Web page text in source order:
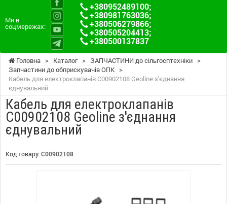
Ми в
соцмережах:
+380952489100;
+380981763036;
+380506279866;
+380505204413;
+380500137837
Головна > Каталог > ЗАПЧАСТИНИ до сільгосптехніки >
Запчастини до обприскувачів ОПК >
Кабель для електроклапанів C00902108 Geoline з'єднання
єднувальний
Кабель для електроклапанів
C00902108 Geoline з'єднання
єднувальний
Код товару: C00902108